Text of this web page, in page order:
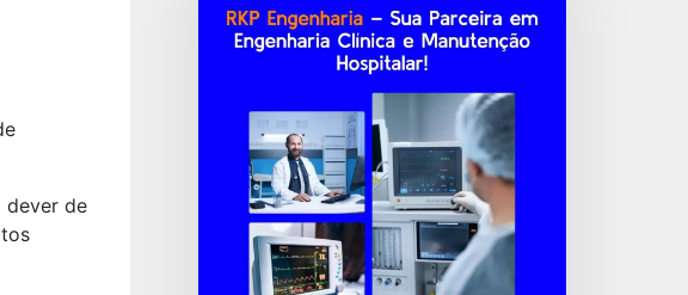
dever de